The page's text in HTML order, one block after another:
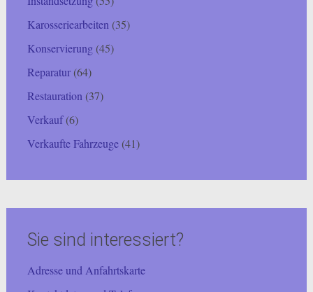
Karosseriearbeiten (35)
Konservierung(45)
Reparatur(64)
Restauration (37)
Verkauf(6)
Verkaufte Fahrzeuge(41)
Sie sind interessiert?
Adresse und Anfahrtskarte